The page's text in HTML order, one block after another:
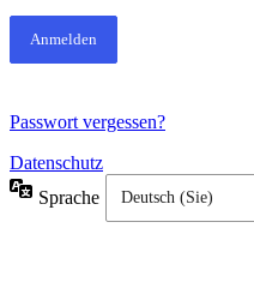
Passwort vergessen?
Datenschutz
Sprache